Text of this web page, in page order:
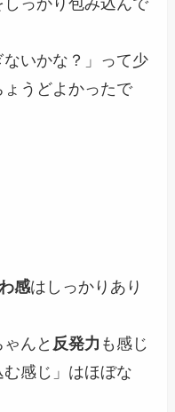
ないかな？」って少
ょうどよかったで
感はしっかりあり
んと 反発力 も感じ
感じ」はほぼな